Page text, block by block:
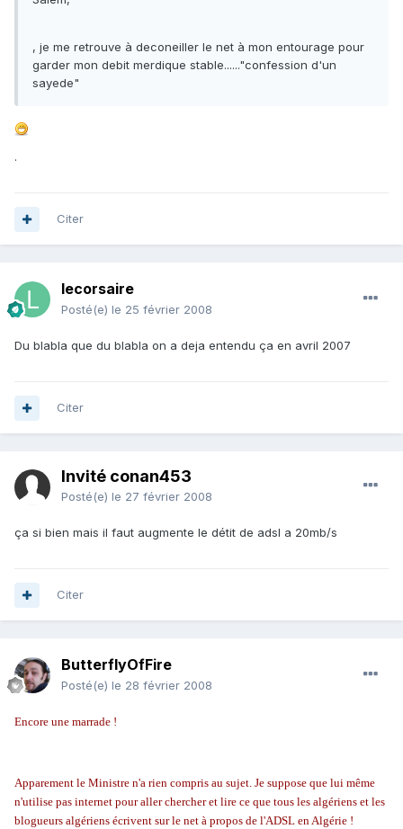
, je me retrouve à deconeiller le net à mon entourage pour
garder mon debit merdique stable......"confession d'un
sayede"
.
Citer
lecorsaire
Posté(e) le 25 février 2008
Du blabla que du blabla on a deja entendu ça en avril 2007
Citer
Invité conan453
Posté(e) le 27 février 2008
ça si bien mais il faut augmente le détit de adsl a 20mb/s
Citer
ButterflyOfFire
Posté(e) le 28 février 2008
Encore une marrade !
Apparement le Ministre n'a rien compris au sujet. Je suppose que lui même
n'utilise pas internet pour aller chercher et lire ce que tous les algériens et les
blogueurs algériens écrivent sur le net à propos de l'ADSL en Algérie !